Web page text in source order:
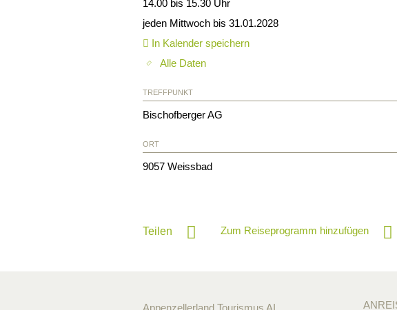
14.00 bis 15.30 Uhr
jeden Mittwoch bis 31.01.2028
In Kalender speichern
Alle Daten
TREFFPUNKT
Bischofberger AG
ORT
9057 Weissbad
Teilen Zum Reiseprogramm hinzufügen
Appenzellerland Tourismus AI